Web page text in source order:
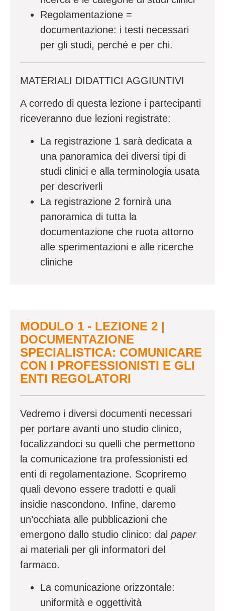
Regolamentazione =
documentazione: i testi necessari
per gli studi, perché e per chi.
MATERIALI DIDATTICI AGGIUNTIVI
A corredo di questa lezione i partecipanti
riceveranno due lezioni registrate:
La registrazione 1 sarà dedicata a
una panoramica dei diversi tipi di
studi clinici e alla terminologia usata
per descriverli
La registrazione 2 fornirà una
panoramica di tutta la
documentazione che ruota attorno
alle sperimentazioni e alle ricerche
cliniche
MODULO 1 - LEZIONE 2 |
DOCUMENTAZIONE
SPECIALISTICA: COMUNICARE
CON I PROFESSIONISTI E GLI
ENTI REGOLATORI
Vedremo i diversi documenti necessari
per portare avanti uno studio clinico,
focalizzandoci su quelli che permettono
la comunicazione tra professionisti ed
enti di regolamentazione. Scopriremo
quali devono essere tradotti e quali
insidie nascondono. Infine, daremo
un’occhiata alle pubblicazioni che
emergono dallo studio clinico: dal paper
ai materiali per gli informatori del
farmaco.
La comunicazione orizzontale:
uniformità e oggettività